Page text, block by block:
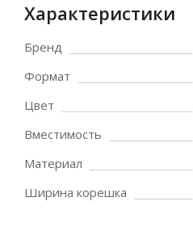
Характеристики
Бренд
Формат
Цвет
Вместимость
Материал
Ширина корешка